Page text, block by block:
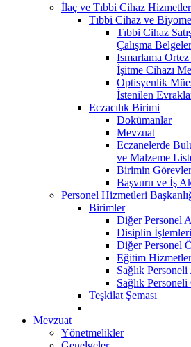
İlaç ve Tıbbi Cihaz
Tıbbi Cihaz ve
Tıbbi Cihaz
Çalışma
Ismarlama
İşitme Cihazı
Optisyenlik
İstenilen
Eczacılık Birimi
Dokümanlar
Mevzuat
Eczanelerde
ve Malzeme
Birimin
Başvuru ve İş
Personel Hizmetleri
Birimler
Diğer Personel
Disiplin
Diğer Personel
Eğitim
Sağlık
Sağlık
Teşkilat Şeması
Mevzuat
Yönetmelikler